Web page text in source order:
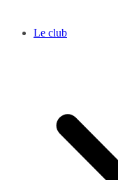
Le club